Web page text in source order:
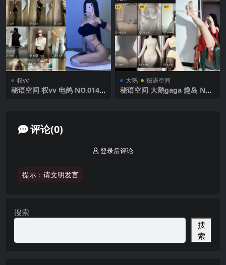
权vv
秘语空间 权vv 电鸽 NO.014
大鹅 秘语空间
秘语空间 大鹅gaga 趣岛 NO.
评论(0)
提示：请文明发言
登录后评论
搜索
搜
索